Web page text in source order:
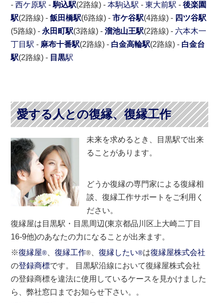
-西ケ原駅 -駒込駅(2路線) -本駒込駅 -東大前駅 -後楽園
駅(2路線) -飯田橋駅(6路線) -市ケ谷駅(4路線) - 四ツ谷駅
(5路線) - 永田町駅(3路線) -溜池山王駅(2路線) - 六本木一
丁目駅 - 麻布十番駅(2路線) - 白金高輪駅(2路線) - 白金台
駅(2路線) - 目黒駅
愛する人との復縁、復縁工作
未来を求めるとき、目黒駅で出来
ることがあります。
どうか復縁の専門家による復縁相
談、復縁工作サポートをご利用く
ださい。
復縁屋は目黒駅・目黒周辺(東京都品川区上大崎二丁目
16-9他)のあなたの力になることが出来ます。
※復縁屋® 、復縁工作® 、復縁したい®は復縁屋株式会社
の登録商標です。 目黒駅沿線において復縁屋株式会社
の登録商標を違法に使用しているケースを見かけました
ら、弊社窓口までお知らせ下さい。。